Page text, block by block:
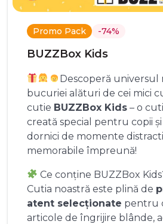
Promo Pack -74%
BUZZBox Kids
Descoperă universul
bucuriei alături de cei mici
cutie BUZZBox Kids – o
creată special pentru copii
dornici de momente
memorabile împreună!
Ce conține BUZZBox
Cutia noastră este plină de
atent selecționate pentru
articole de îngrijire blânde,